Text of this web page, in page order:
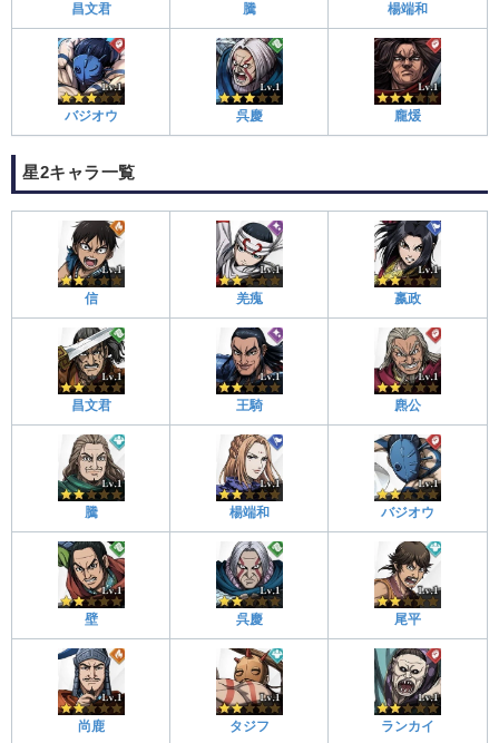
昌文君 騰 楊端和
バジオウ 呉慶 龐煖
星2キャラ一覧
信 羌瘣 嬴政
昌文君 王騎 麃公
騰 楊端和 バジオウ
壁 呉慶 尾平
尚鹿 タジフ ランカイ